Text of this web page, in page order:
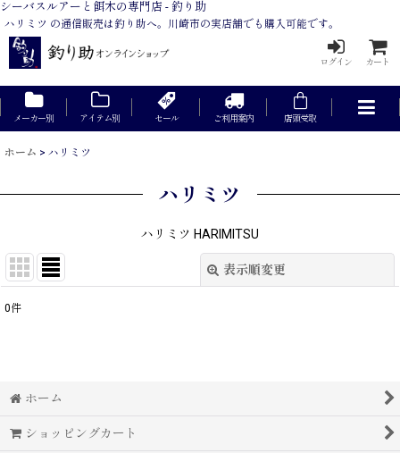
シーバスルアーと餌木の専門店 - 釣り助
ハリミツ の通信販売は釣り助へ。川崎市の実店舗でも購入可能です。
ログイン カート
メーカー別 アイテム別 セール ご利用案内 店頭受取
ホーム > ハリミツ
ハリミツ
ハリミツ HARIMITSU
表示順変更
0件
ホーム
ショッピングカート